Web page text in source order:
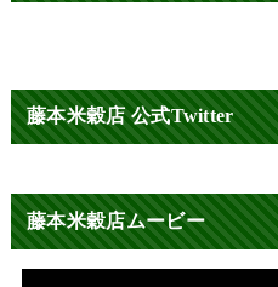
藤本米穀店 公式Twitter
藤本米穀店ムービー